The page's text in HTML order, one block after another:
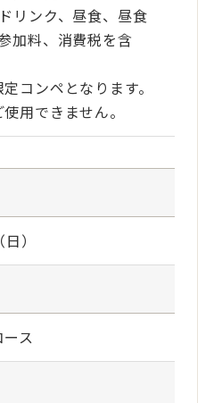
リンク、昼食、昼食
加料、消費税を含
コンペとなります。
用できません。
）
ス